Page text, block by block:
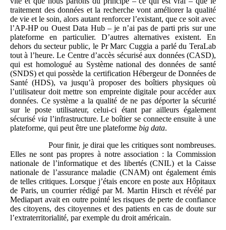
traitement des données et la recherche vont améliorer la qualité
de vie et le soin, alors autant renforcer l’existant, que ce soit avec
l’AP-HP ou Ouest Data Hub – je n’ai pas de parti pris sur une
plateforme en particulier. D’autres alternatives existent. En
dehors du secteur public, le Pr Marc Cuggia a parlé du TeraLab
tout à l’heure. Le Centre d’accès sécurisé aux données (CASD),
qui est homologué au Système national des données de santé
(SNDS) et qui possède la certification Hébergeur de Données de
Santé (HDS), va jusqu’à proposer des boîtiers physiques où
l’utilisateur doit mettre son empreinte digitale pour accéder aux
données. Ce système a la qualité de ne pas déporter la sécurité
sur le poste utilisateur, celui-ci étant par ailleurs également
sécurisé vial’infrastructure. Le boîtier se connecte ensuite à une
plateforme, qui peut être une plateforme big data.
Pour finir, je dirai que les critiques sont nombreuses.
Elles ne sont pas propres à notre association : la Commission
nationale de l’informatique et des libertés (CNIL) et la Caisse
nationale de l’assurance maladie (CNAM) ont également émis
de telles critiques. Lorsque j’étais encore en poste aux Hôpitaux
de Paris, un courrier rédigé par M. Martin Hirsch et révélé par
Mediapart avait en outre pointé les risques de perte de confiance
des citoyens, des citoyennes et des patients en cas de doute sur
l’extraterritorialité, par exemple du droit américain.